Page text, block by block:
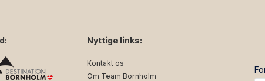
Nyttige links:
Kontakt os
Om Team Bornholm